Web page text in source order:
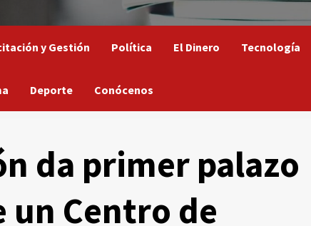
y Gestión Política El Dinero Tecnología
Deporte Conócenos
da primer palazo
un Centro de